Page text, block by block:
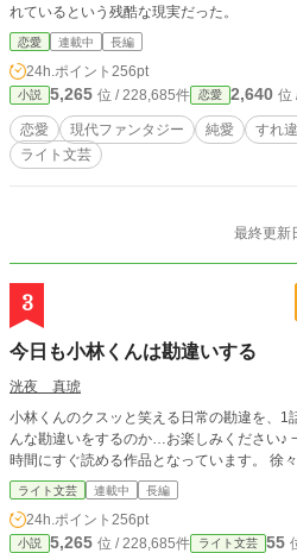
れているという残酷な現実だった。
恋愛 連載中 長編
24h.ポイント 256pt
小説 5,265 位 / 228,685件 恋愛 2,640 位
恋愛 現代ファンタジー 純愛 すれ
ライト文芸
最終更新
3
今日も小林くんは勘違いする
洸夜 真琥
小林くんのクスッと笑える日常の勘違を、1
んな勘違いをするのか…お楽しみください♪ 一話は凄く短いので、ちょっとした
時間にす
ライト文芸 連載中 長編
24h.ポイント 256pt
小説 5,265 位 / 228,685件 ライト文芸 55